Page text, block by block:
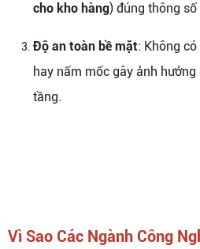
cho kho hàng) đúng thông số
Độ an toàn bề mặt: Không
hay nấm mốc gây ảnh
tầng.
Vì Sao Các Ngành Công